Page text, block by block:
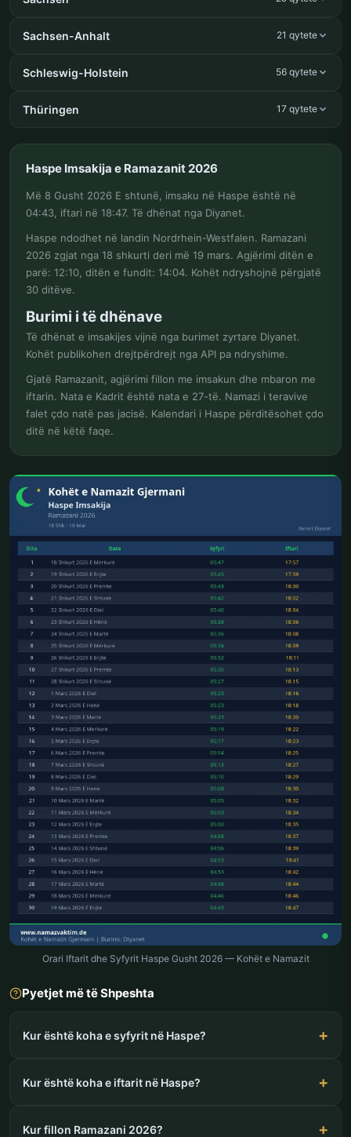
Sachsen-Anhalt 21 qytete
Schleswig-Holstein 56 qytete
Thüringen 17 qytete
Haspe Imsakija e Ramazanit 2026
Më 8 Gusht 2026 E shtunë, imsaku në Haspe është në
04:43, iftari në 18:47. Të dhënat nga Diyanet.
Haspe ndodhet në landin Nordrhein-Westfalen. Ramazani
2026 zgjat nga 18 shkurti deri më 19 mars. Agjërimi ditën e
parë: 12:10, ditën e fundit: 14:04. Kohët ndryshojnë përgjatë
30 ditëve.
Burimi i të dhënave
Të dhënat e imsakijes vijnë nga burimet zyrtare Diyanet.
Kohët publikohen drejtpërdrejt nga API pa ndryshime.
Gjatë Ramazanit, agjërimi fillon me imsakun dhe mbaron me
iftarin. Nata e Kadrit është nata e 27-të. Namazi i teravive
falet çdo natë pas jacisë. Kalendari i Haspe përditësohet çdo
ditë në këtë faqe.
Orari Iftarit dhe Syfyrit Haspe Gusht 2026 — Kohët e Namazit
Pyetjet më të Shpeshta
Kur është koha e syfyrit në Haspe?
Kur është koha e iftarit në Haspe?
Kur fillon Ramazani 2026?